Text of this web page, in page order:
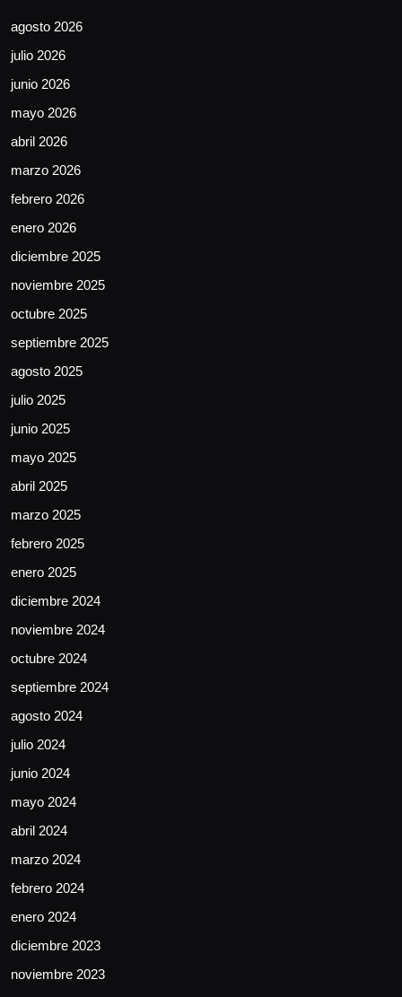
agosto 2026
julio 2026
junio 2026
mayo 2026
abril 2026
marzo 2026
febrero 2026
enero 2026
diciembre 2025
noviembre 2025
octubre 2025
septiembre 2025
agosto 2025
julio 2025
junio 2025
mayo 2025
abril 2025
marzo 2025
febrero 2025
enero 2025
diciembre 2024
noviembre 2024
octubre 2024
septiembre 2024
agosto 2024
julio 2024
junio 2024
mayo 2024
abril 2024
marzo 2024
febrero 2024
enero 2024
diciembre 2023
noviembre 2023